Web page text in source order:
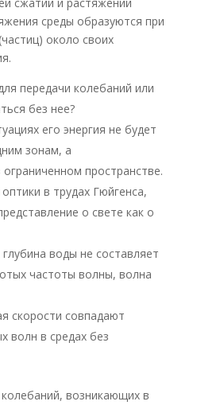
среды образуются при
около своих
передачи колебаний или
без нее?
его энергия не будет
зонам, а
ограниченном пространстве.
в трудах Гюйгенса,
о свете как о
воды не составляет
частоты волны, волна
скорости совпадают
волн в средах без
возникающих в